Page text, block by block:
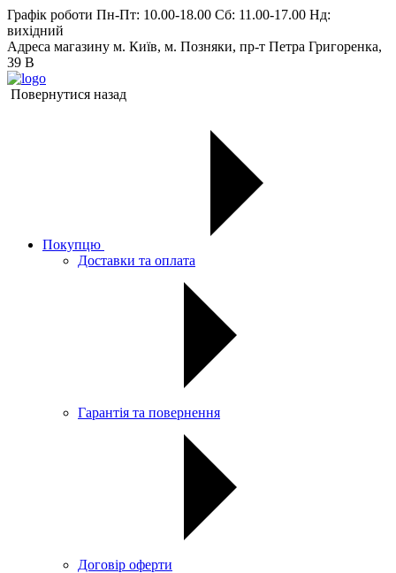
Графік роботи Пн-Пт: 10.00-18.00 Сб: 11.00-17.00 Нд:
вихiдний
Адреса магазину м. Київ, м. Позняки, пр-т Петра Григоренка,
39 В
Повернутися назад
Покупцю
Доставки та оплата
Гарантія та повернення
Договір оферти